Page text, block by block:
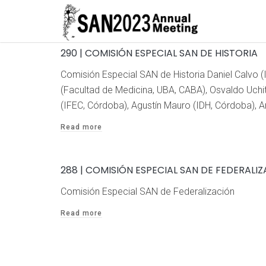
290 | COMISIÓN ESPECIAL SAN DE HISTORIA
Comisión Especial SAN de Historia Daniel Calvo
(Facultad de Medicina, UBA, CABA), Osvaldo
(IFEC, Córdoba), Agustín Mauro (IDH, Córdoba),
Read more
288 | COMISIÓN ESPECIAL SAN DE
Comisión Especial SAN de Federalización
Read more